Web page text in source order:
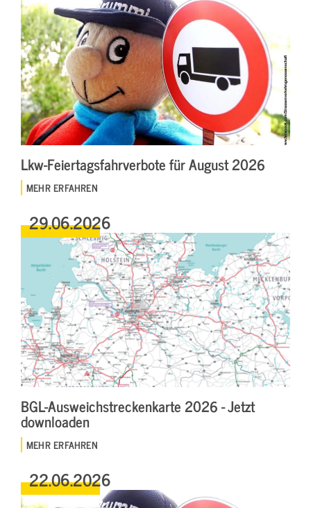
Lkw-Feiertagsfahrverbote für August 2026
MEHR ERFAHREN
29.06.2026
BGL-Ausweichstreckenkarte 2026 - Jetzt
downloaden
MEHR ERFAHREN
22.06.2026